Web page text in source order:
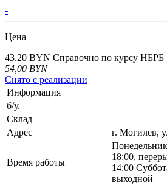
-
Цена
43.20 BYN Справочно по курсу НБРБ
54,00 BYN
Снято с реализации
Информация
б/у.
Склад
Адрес
г. Могилев,
Время работы
18:00,
14:00
выходной